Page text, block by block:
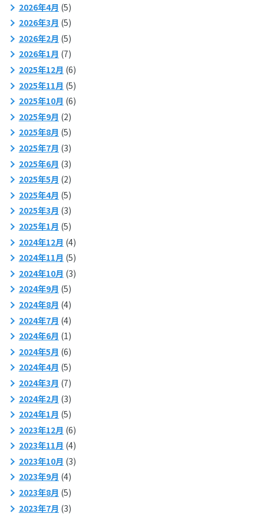
2026年4月 (5)
2026年3月 (5)
2026年2月 (5)
2026年1月 (7)
2025年12月 (6)
2025年11月 (5)
2025年10月 (6)
2025年9月 (2)
2025年8月 (5)
2025年7月 (3)
2025年6月 (3)
2025年5月 (2)
2025年4月 (5)
2025年3月 (3)
2025年1月 (5)
2024年12月 (4)
2024年11月 (5)
2024年10月 (3)
2024年9月 (5)
2024年8月 (4)
2024年7月 (4)
2024年6月 (1)
2024年5月 (6)
2024年4月 (5)
2024年3月 (7)
2024年2月 (3)
2024年1月 (5)
2023年12月 (6)
2023年11月 (4)
2023年10月 (3)
2023年9月 (4)
2023年8月 (5)
2023年7月 (3)